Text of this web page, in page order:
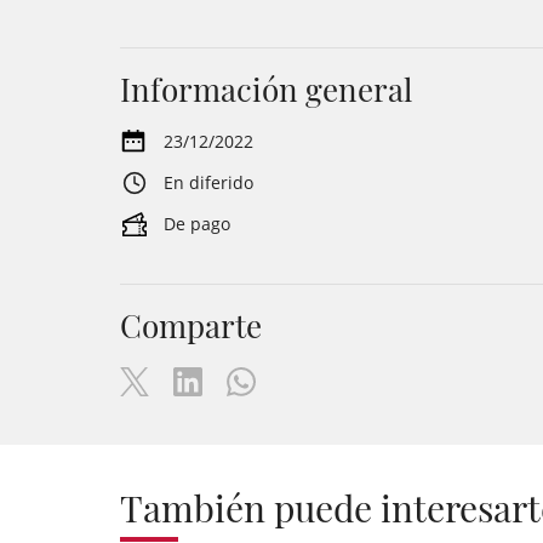
Información general
23/12/2022
En diferido
De pago
Comparte
También puede